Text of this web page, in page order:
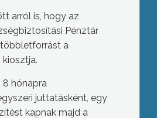
arról is, hogy az
Pénztár
a
8 hónapra
juttatásként, egy
kapnak majd a